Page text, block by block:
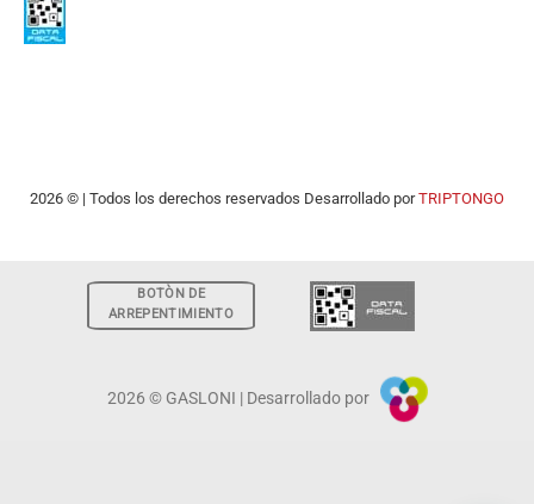
2026 © | Todos los derechos reservados Desarrollado porTRIPTONGO
BOTÒN DE
ARREPENTIMIENTO
2026 © GASLONI | Desarrollado por